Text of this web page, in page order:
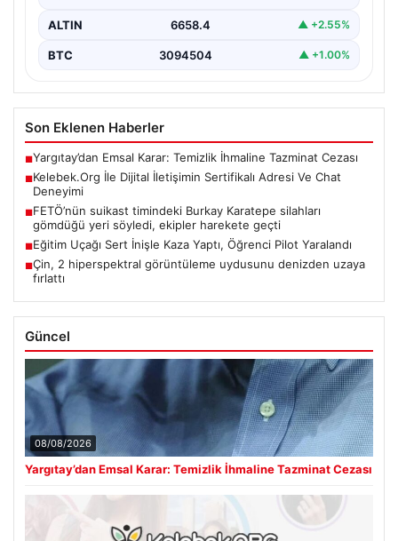
ALTIN 6658.4 ▲ +2.55%
BTC 3094504 ▲ +1.00%
Son Eklenen Haberler
■Yargıtay’dan Emsal Karar: Temizlik İhmaline Tazminat Cezası
■Kelebek.Org İle Dijital İletişimin Sertifikalı Adresi Ve Chat
Deneyimi
■FETÖ’nün suikast timindeki Burkay Karatepe silahları
gömdüğü yeri söyledi, ekipler harekete geçti
■Eğitim Uçağı Sert İnişle Kaza Yaptı, Öğrenci Pilot Yaralandı
■Çin, 2 hiperspektral görüntüleme uydusunu denizden uzaya
fırlattı
Güncel
08/08/2026
Yargıtay’dan Emsal Karar: Temizlik İhmaline Tazminat Cezası